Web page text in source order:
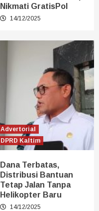
Nikmati GratisPol
14/12/2025
Advertorial
DPRD Kaltim
Dana Terbatas,
Distribusi Bantuan
Tetap Jalan Tanpa
Helikopter Baru
14/12/2025